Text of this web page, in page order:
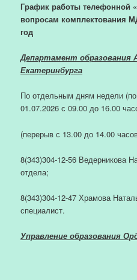
График работы телефонной
вопросам комплектования
год
Департамент образования
Екатеринбурга
По отдельным дням недели
01.07.2026 с 09.00 до 16.00
(перерыв с 13.00 до 14.00
8(343)304-12-56 Ведерникова
отдела;
8(343)304-12-47 Храмова
специалист.
Управление образования